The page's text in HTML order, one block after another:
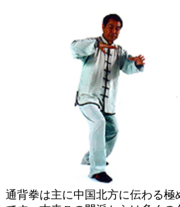
通背拳は主に中国北方に伝わる